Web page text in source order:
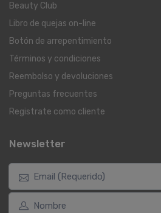
Beauty Club
Libro de quejas on-line
Botón de arrepentimiento
Términos y condiciones
Reembolso y devoluciones
Preguntas frecuentes
Registrate como cliente
Newsletter